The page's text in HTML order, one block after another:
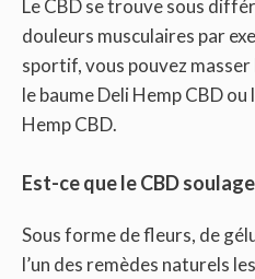
Le CBD se trouve sous
douleurs musculaires par
sportif, vous pouvez
le baume Deli Hemp CBD ou
Hemp CBD.
Est-ce que le CBD
Sous forme de fleurs, de
l’un des remèdes naturels